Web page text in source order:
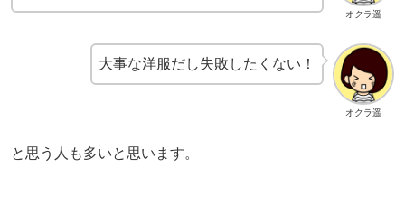
オクラ遥
オクラ遥
大事な洋服だし失敗したくない！
と思う人も多いと思います。